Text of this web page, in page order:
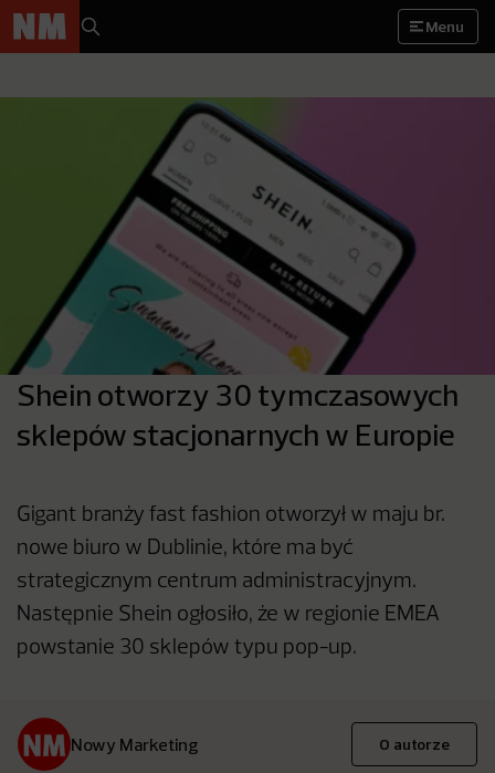
Menu
Shein otworzy 30 tymczasowych
sklepów stacjonarnych w Europie
Gigant branży fast fashion otworzył w maju br.
nowe biuro w Dublinie, które ma być
strategicznym centrum administracyjnym.
Następnie Shein ogłosiło, że w regionie EMEA
powstanie 30 sklepów typu pop-up.
Nowy Marketing O autorze